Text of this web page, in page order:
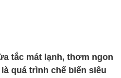
tắc mát lạnh, thơm ngon
quá trình chế biến siêu